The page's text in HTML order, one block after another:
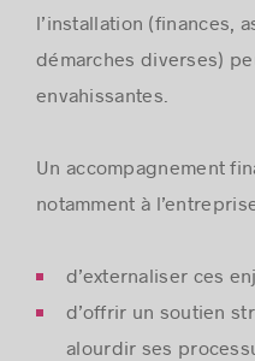
l’installation (finances,
démarches diverses)
envahissantes.
Un accompagnement
notamment à
d’externaliser ces
d’offrir un soutien
alourdir ses